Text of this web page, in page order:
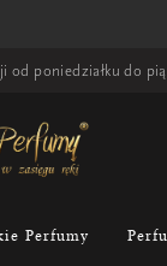
od poniedziałku do
Perfumy